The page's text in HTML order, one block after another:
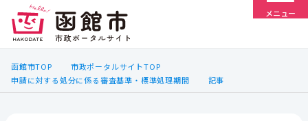
メニュー
函館市TOP
市政ポータルサイトTOP
申請に対する処分に係る審査基準・標準処理期間
記事